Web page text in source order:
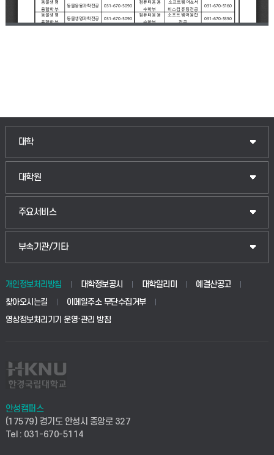
대학
인문융합공공인재학부
법경영학부
생명공학부
사회안전시스템공학부
컴퓨터응용수학부
대학원
일반대학원
산업대학원
공공정책대학원
교육대학원
주요서비스
입학안내
웹메일
학사시스템(전문학사 및 전공심화)
사이버캠퍼스(전문학사 및 전공심화)
시설바로처리서비스
연구실안전관리시스템
부속기관/기타
중앙도서관
학생생활관(안성)
산학협력단
취업지원센터
창업지원센터
개인정보처리방침 대학정보공시 대학알리미
예결산공고
찾아오시는길
이메일주소 무단수집거부
영상정보처리기기 운영·관리 방침
안성캠퍼스
(17579) 경기도 안성시 중앙로 327
Tel : 031-670-5114